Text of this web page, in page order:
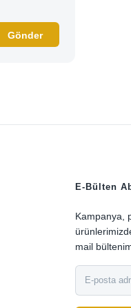
E-Bülten
Kampanya,
mail